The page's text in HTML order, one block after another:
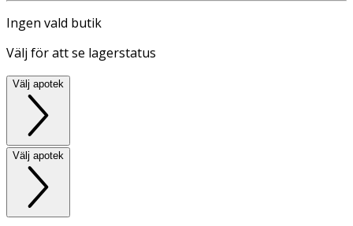
Ingen vald butik
Välj för att se lagerstatus
Välj apotek
Välj apotek